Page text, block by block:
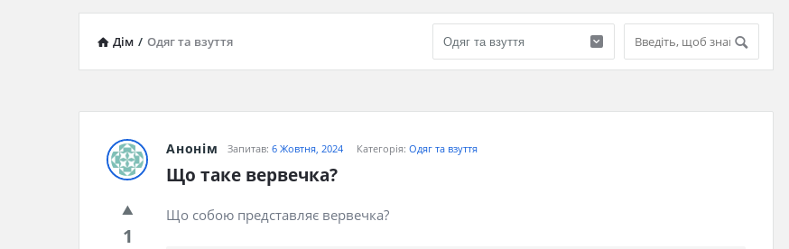
Дім / Одяг та взуття
Останні
Запитання
Анонім Запитав: 6 Жовтня, 2024 Категорія: Одяг та взуття
Що таке вервечка?
1
Що собою представляє вервечка?